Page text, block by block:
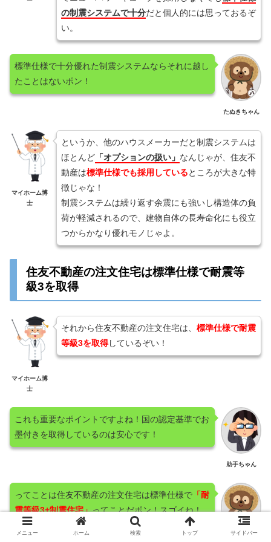
の制震システムで十分だと個人的には思っておるぞ
い。
たぬきちゃん
標準仕様で十分優れた制震システムならそれに越し
たことはないポン！
マイホーム博
士
というか、他のハウスメーカーだと制震システムは
ほとんど「オプションの扱い」 なんじゃが、住友不
動産は標準仕様でも採用しているところが大きな特
徴じゃな！
制震システムは繰り返す余震にも強いし構造体の負
荷が軽減されるので、建物自体の長寿命化にも役立
つからかなり優れモノじゃよ。
住友不動産の注文住宅は標準仕様で耐震等
級3を取得
マイホーム博
士
それから住友不動産の注文住宅は、 標準仕様で耐震
等級3を取得しているぞい！
助手ちゃん
これも重要なポイントですよね！国の認定基準でお
墨付きを取得しているのは安心です！
ってことは住友不動産の注文住宅は標準仕様で 「耐
震等級3+制震住宅」ってことだポン！スゴイね！
メニュー ホーム 検索 トップ サイドバー